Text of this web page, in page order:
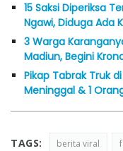
15 Saksi Diperiksa
Ngawi, Diduga Ada
3 Warga
Madiun, Begini
Pikap Tabrak Truk
Meninggal & 1
TAGS: berita viral